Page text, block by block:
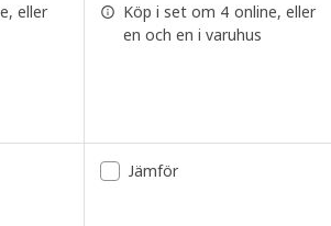
eller
tallrik, lila, 23 cm
tallrik, ljusblå, 23 cm
Köp i set om 4 online, eller
en och en i varuhus
Jämför